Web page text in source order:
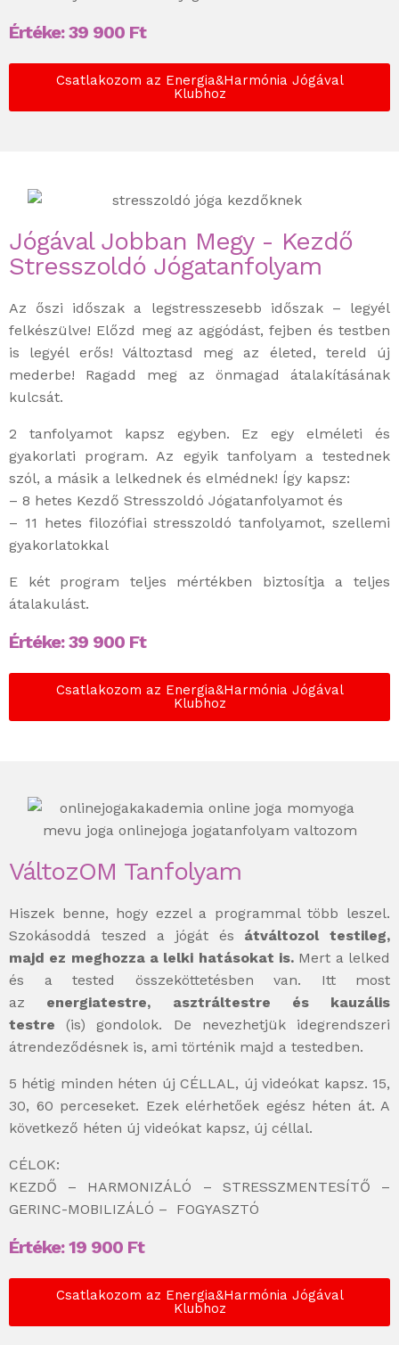
Értéke:39 900 Ft
Csatlakozom az Energia&Harmónia Jógával
Klubhoz
Jógával Jobban Megy - Kezdő
Stresszoldó Jógatanfolyam
Az őszi időszak a legstresszesebb időszak – legyél
felkészülve! Előzd meg az aggódást, fejben és testben
is legyél erős! Változtasd meg az életed, tereld új
mederbe! Ragadd meg az önmagad átalakításának
kulcsát.
2 tanfolyamot kapsz egyben. Ez egy elméleti és
gyakorlati program. Az egyik tanfolyam a testednek
szól, a másik a lelkednek és elmédnek! Így kapsz:
– 8 hetes Kezdő Stresszoldó Jógatanfolyamot és
– 11 hetes filozófiai stresszoldó tanfolyamot, szellemi
gyakorlatokkal
E két program teljes mértékben biztosítja a teljes
átalakulást.
Értéke:39 900 Ft
Csatlakozom az Energia&Harmónia Jógával
Klubhoz
VáltozOM Tanfolyam
Hiszek benne, hogy ezzel a programmal több leszel.
Szokásoddá teszed a jógát és átváltozol testileg,
majd ez meghozza a lelki hatásokat is. Mert a lelked
és a tested összeköttetésben van. Itt most
az energiatestre, asztráltestre és kauzális
testre (is) gondolok. De nevezhetjük idegrendszeri
átrendeződésnek is, ami történik majd a testedben.
5 hétig minden héten új CÉLLAL, új videókat kapsz. 15,
30, 60 perceseket. Ezek elérhetőek egész héten át. A
következő héten új videókat kapsz, új céllal.
CÉLOK:
KEZDŐ – HARMONIZÁLÓ – STRESSZMENTESÍTŐ –
GERINC-MOBILIZÁLÓ – FOGYASZTÓ
Értéke:19 900 Ft
Csatlakozom az Energia&Harmónia Jógával
Klubhoz